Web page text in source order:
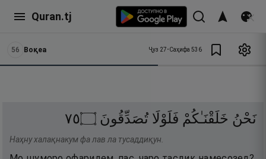
Quran.tj
56 Воқеа Ҷуз 27•Саҳифа 536
نَحْنُ خَلَقْنَـٰكُمْ فَلَوْلَا تُصَدِّقُونَ ۝٥٧
Наҳну халақнакум фа лав ла тусаддиқун.